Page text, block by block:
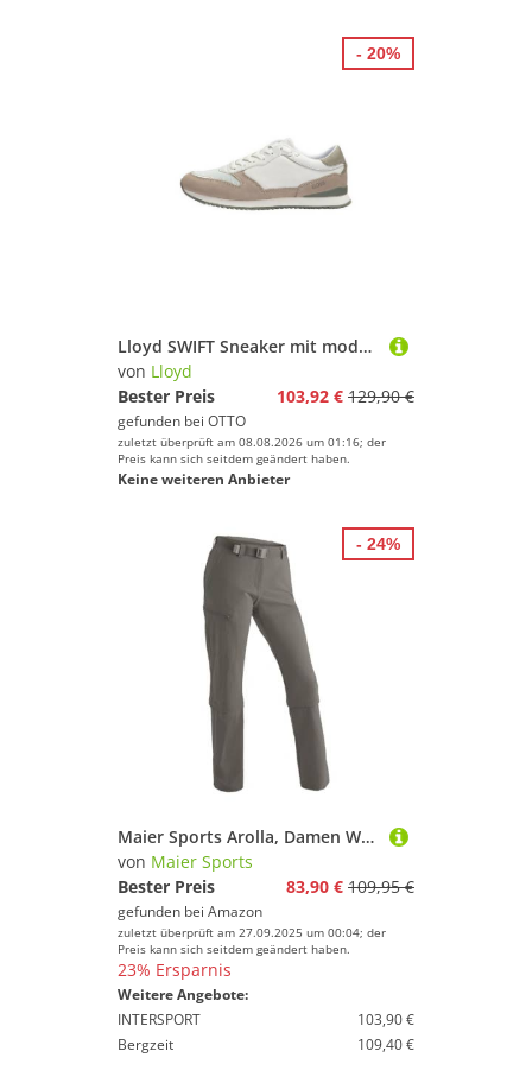
Lloyd SWIFT Sneaker mit modernem Design
von Lloyd
Bester Preis
103,92 € 129,90 €
gefunden bei OTTO
zuletzt überprüft am 08.08.2026 um 01:16; der
Preis kann sich seitdem geändert haben.
Keine weiteren Anbieter
- 20%
Maier Sports Arolla, Damen Wanderhose, Wasserabweisende Outdoorhose für Trekking und Hiking, Praktische Zipp-Off-Funktion, PFC-frei, mSTRETCH pro 4 & Dryprotec, Braun, 46 (W38/L32)
von Maier Sports
Bester Preis
83,90 € 109,95 €
gefunden bei Amazon
zuletzt überprüft am 27.09.2025 um 00:04; der
Preis kann sich seitdem geändert haben.
23% Ersparnis
Weitere Angebote:
INTERSPORT
103,90 €
Bergzeit
109,40 €
- 24%